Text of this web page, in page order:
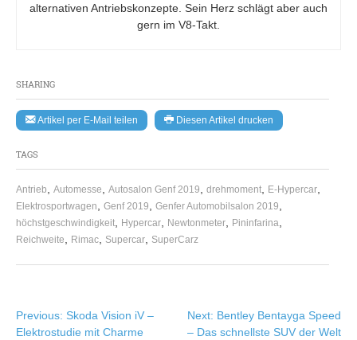
SHARING
Artikel per E-Mail teilen Diesen Artikel drucken
TAGS
Antrieb Automesse Autosalon Genf 2019 drehmoment E-Hypercar
Elektrosportwagen Genf 2019 Genfer Automobilsalon 2019
höchstgeschwindigkeit Hypercar Newtonmeter Pininfarina
Reichweite Rimac Supercar SuperCarz
alternativen Antriebskonzepte. Sein Herz schlägt aber auch
gern im V8-Takt.
Beitragsnavigation
Previous: Skoda Vision iV –
Elektrostudie mit Charme
Next: Bentley Bentayga Speed
– Das schnellste SUV der Welt